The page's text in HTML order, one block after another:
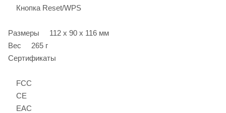
Кнопка Reset/WPS
Размеры 112 х 90 х 116 мм
Вес 265 г
Сертификаты
FCC
CE
EAC